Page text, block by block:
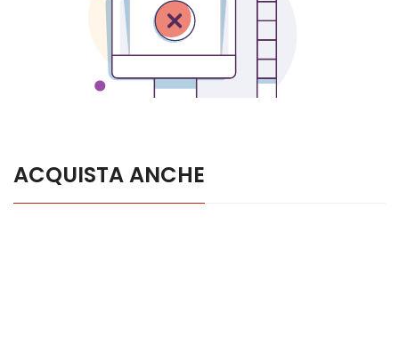
ACQUISTA ANCHE